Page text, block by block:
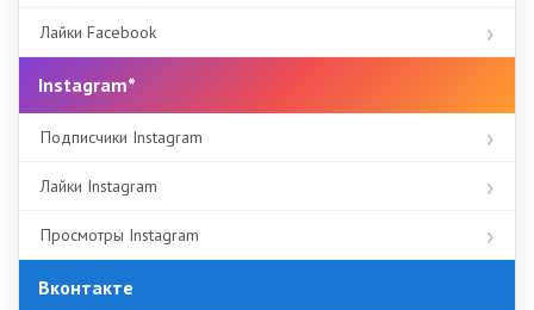
Лайки Facebook
Instagram*
Подписчики Instagram
Лайки Instagram
Просмотры Instagram
Вконтакте